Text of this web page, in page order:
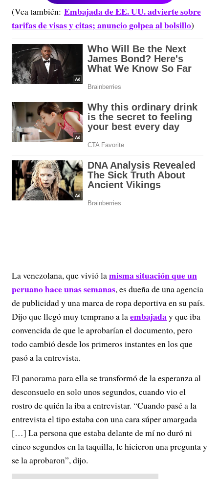
(Vea también: Embajada de EE. UU. advierte sobre
tarifas de visas y citas; anuncio golpea al bolsillo)
La venezolana, que vivió lamisma situación que un
peruano hace unas semanas, es dueña de una agencia
de publicidad y una marca de ropa deportiva en su país.
Dijo que llegó muy temprano a laembajaday que iba
convencida de que le aprobarían el documento, pero
todo cambió desde los primeros instantes en los que
pasó a la entrevista.
El panorama para ella se transformó de la esperanza al
desconsuelo en solo unos segundos, cuando vio el
rostro de quién la iba a entrevistar. “Cuando pasé a la
entrevista el tipo estaba con una cara súper amargada
[…] La persona que estaba delante de mí no duró ni
cinco segundos en la taquilla, le hicieron una pregunta y
se la aprobaron”, dijo.